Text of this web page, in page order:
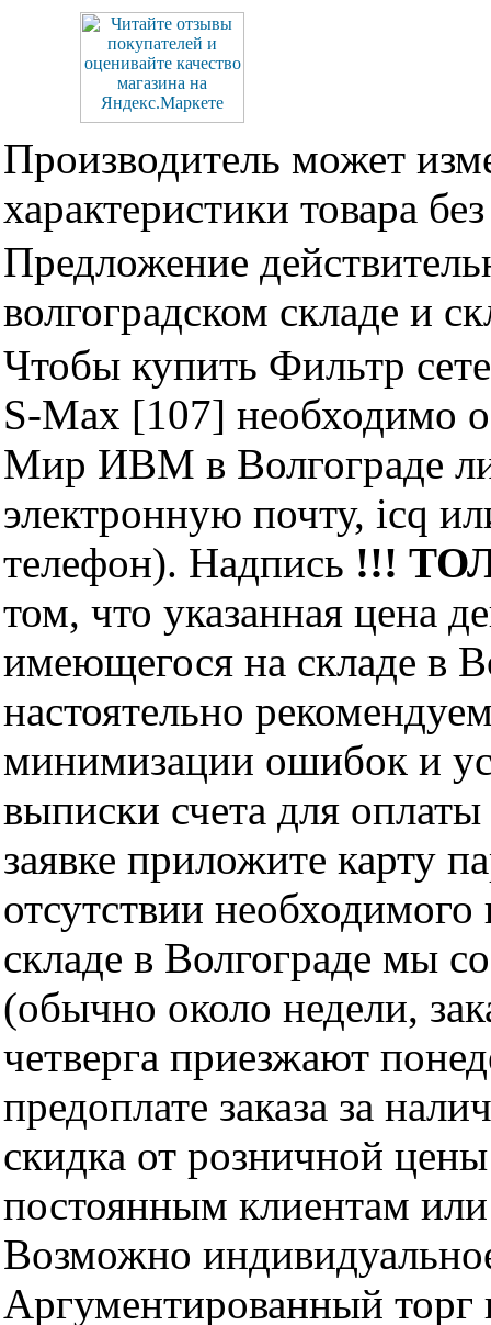
Производитель может
характеристики товара
Предложение
волгоградском складе и
Чтобы купить Фильтр
S-Max [107] необходимо
Мир ИВМ в Волгограде
электронную почту, icq
телефон). Надпись !!!
том, что указанная цена
имеющегося на складе в
настоятельно
минимизации ошибок и
выписки счета для
заявке приложите карту
отсутствии
складе в Волгограде мы
(обычно около недели,
четверга приезжают
предоплате заказа за
скидка от розничной
постоянным клиентам
Возможно
Аргументированный торг